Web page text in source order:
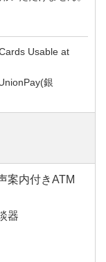
Usable at
銀
案内付きATM
器